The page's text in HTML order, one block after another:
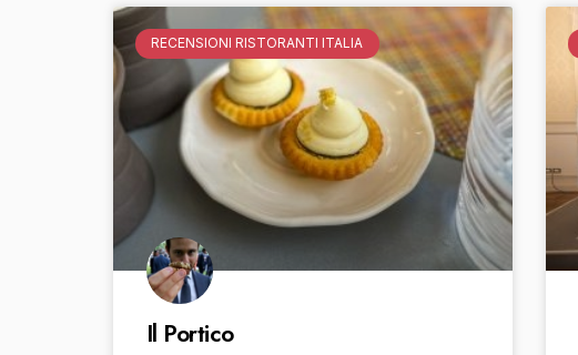
RECENSIONI RISTORANTI ITALIA
Il Portico